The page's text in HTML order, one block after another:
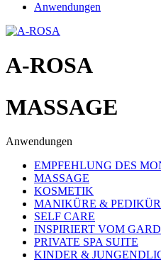
Anwendungen
A-ROSA
MASSAGE
Anwendungen
EMPFEHLUNG DES
MASSAGE
KOSMETIK
MANIKÜRE &
SELF CARE
INSPIRIERT VOM
PRIVATE SPA SUITE
KINDER &